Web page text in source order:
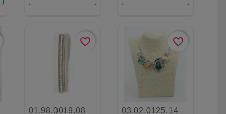
favorite_border
01.98.0019.08
favorite_border
03.02.0125.14